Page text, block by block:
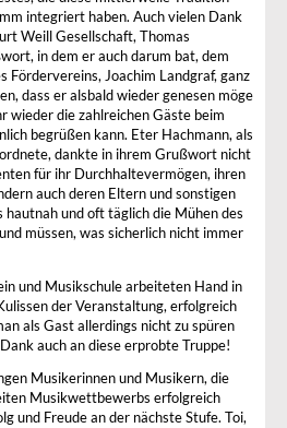
integriert haben. Auch vielen Dank
Weill Gesellschaft, Thomas
in dem er auch darum bat, dem
Fördervereins, Joachim Landgraf, ganz
dass er alsbald wieder genesen möge
wieder die zahlreichen Gäste beim
begrüßen kann. Eter Hachmann, als
dankte in ihrem Grußwort nicht
für ihr Durchhaltevermögen, ihren
auch deren Eltern und sonstigen
hautnah und oft täglich die Mühen des
müssen, was sicherlich nicht immer
und Musikschule arbeiteten Hand in
der Veranstaltung, erfolgreich
als Gast allerdings nicht zu spüren
auch an diese erprobte Truppe!
Musikerinnen und Musikern, die
Musikwettbewerbs erfolgreich
und Freude an der nächste Stufe. Toi,